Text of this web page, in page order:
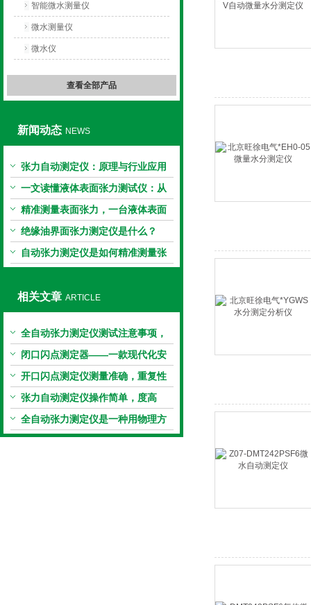
智能微水测量仪
微水测量仪
微水仪
查看全部产品
新闻动态 NEWS
张力自动测定仪：原理与行业应用
解析
一文读懂液体表面张力测试仪：从
原理到应用全掌握
精准测量表面张力，一台液体表面
张力系数测量仪就够了
绝缘油界面张力测定仪是什么？
自动张力测定仪是如何精准测量张
相关文章 ARTICLE
全自动张力测定仪测试注意事项，
你了解多少？
闭口闪点测定器——一款现代化安
全性能评估工具
开口闪点测定仪测量准确，重复性
好
张力自动测定仪操作简单，度高
全自动张力测定仪是一种用物理方
法代替化学方法